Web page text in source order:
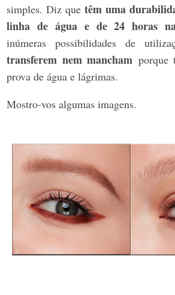
simples. Diz que têm uma
linha de água e de 24 horas
inúmeras possibilidades de
transferem nem mancham porque
prova de água e lágrimas.
Mostro-vos algumas imagens.